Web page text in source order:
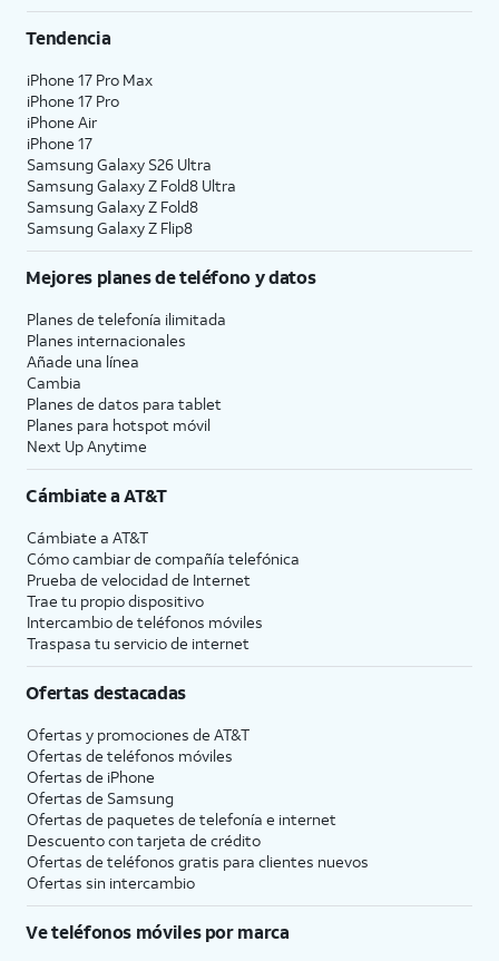
Tendencia
iPhone 17 Pro Max
iPhone 17 Pro
iPhone Air
iPhone 17
Samsung Galaxy S26 Ultra
Samsung Galaxy Z Fold8 Ultra
Samsung Galaxy Z Fold8
Samsung Galaxy Z Flip8
Mejores planes de teléfono y datos
Planes de telefonía ilimitada
Planes internacionales
Añade una línea
Cambia
Planes de datos para tablet
Planes para hotspot móvil
Next Up Anytime
Cámbiate aAT&T
Cámbiate a AT&T
Cómo cambiar de compañía telefónica
Prueba de velocidad de Internet
Trae tu propio dispositivo
Intercambio de teléfonos móviles
Traspasa tu servicio de internet
Ofertas destacadas
Ofertas y promociones de AT&T
Ofertas de teléfonos móviles
Ofertas de iPhone
Ofertas de Samsung
Ofertas de paquetes de telefonía e internet
Descuento con tarjeta de crédito
Ofertas de teléfonos gratis para clientes nuevos
Ofertas sin intercambio
Ve teléfonos móviles por marca